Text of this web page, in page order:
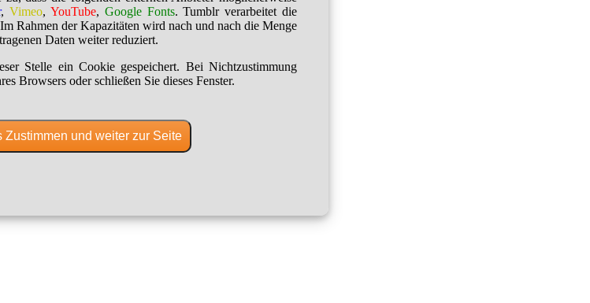
,Vimeo, YouTube, Google Fonts. Tumblr verarbeitet die
Rahmen der Kapazitäten wird nach und nach die Menge
Daten weiter reduziert.
Stelle ein Cookie gespeichert. Bei Nichtzustimmung
Browsers oder schließen Sie dieses Fenster.
Zustimmen und weiter zur Seite